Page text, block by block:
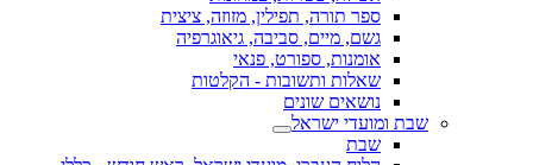
ספר תורה, תפילין, מזוזה, ציצית
גשם, מיים, סביבה, גיאוגרפיה
אומנות, ספורט, פנאי
שאלות ותשובות - הקלטות
נושאים שונים
שבת ומועדי ישראל
שבת